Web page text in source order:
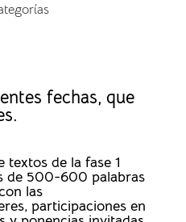
fechas, que
textos de la fase 1
de 500-600 palabras
las
participaciones en